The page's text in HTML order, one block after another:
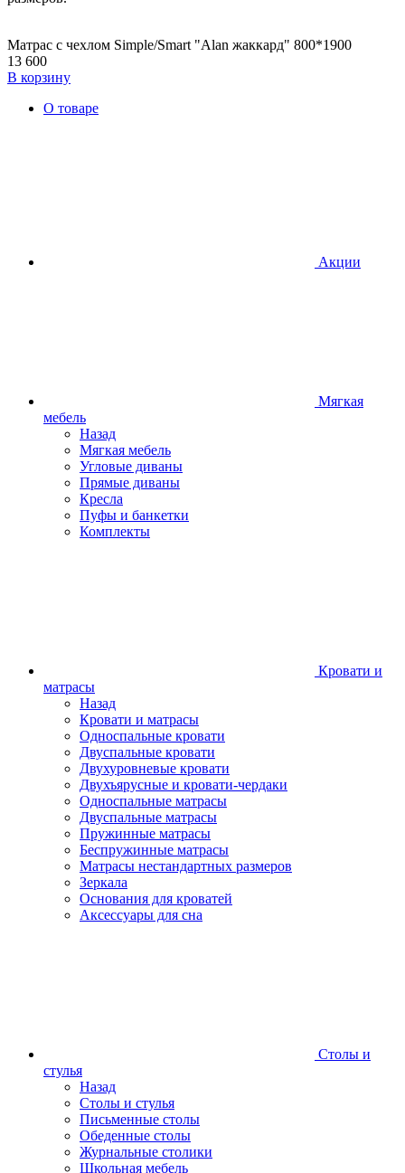
Матрас с чехлом Simple/Smart "Alan жаккард" 800*1900
13 600
В корзину
О товаре
Акции
Мягкая
мебель
Назад
Мягкая мебель
Угловые диваны
Прямые диваны
Кресла
Пуфы и банкетки
Комплекты
Кровати и
матрасы
Назад
Кровати и матрасы
Односпальные кровати
Двуспальные кровати
Двухуровневые кровати
Двухъярусные и кровати-чердаки
Односпальные матрасы
Двуспальные матрасы
Пружинные матрасы
Беспружинные матрасы
Матрасы нестандартных размеров
Зеркала
Основания для кроватей
Аксессуары для сна
Столы и
стулья
Назад
Столы и стулья
Письменные столы
Обеденные столы
Журнальные столики
Школьная мебель